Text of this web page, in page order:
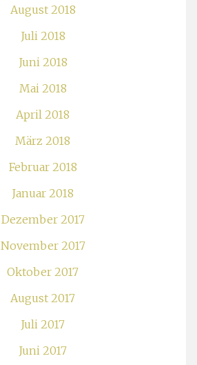
August 2018
Juli 2018
Juni 2018
Mai 2018
April 2018
März 2018
Februar 2018
Januar 2018
Dezember 2017
November 2017
Oktober 2017
August 2017
Juli 2017
Juni 2017